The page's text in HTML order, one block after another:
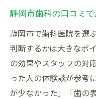
静岡市歯科の口コミ
静岡市で歯科医院を選
判断するかは大きなポ
の効果やスタッフの対
った人の体験談が参考
が少なかった」「歯の